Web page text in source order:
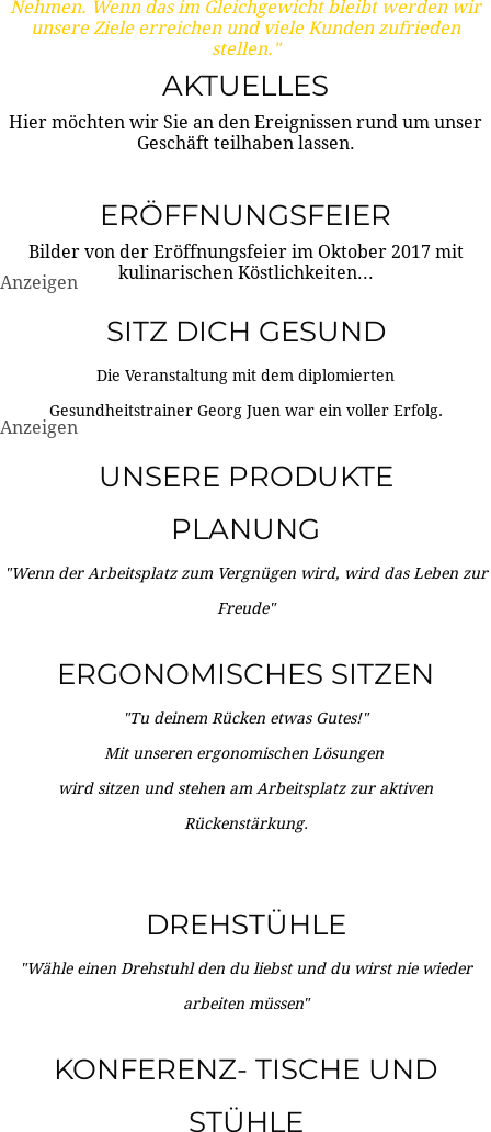
Nehmen. Wenn das im Gleichgewicht bleibt werden wir
unsere Ziele erreichen und viele Kunden zufrieden
stellen."
AKTUELLES
Hier möchten wir Sie an den Ereignissen rund um unser
Geschäft teilhaben lassen.
ERÖFFNUNGSFEIER
Bilder von der Eröffnungsfeier im Oktober 2017 mit
kulinarischen Köstlichkeiten...
Anzeigen
SITZ DICH GESUND
Die Veranstaltung mit dem diplomierten
Gesundheitstrainer Georg Juen war ein voller Erfolg.
Anzeigen
UNSERE PRODUKTE
PLANUNG
"Wenn der Arbeitsplatz zum Vergnügen wird, wird das Leben zur
Freude"
ERGONOMISCHES SITZEN
"Tu deinem Rücken etwas Gutes!"
Mit unseren ergonomischen Lösungen
wird sitzen und stehen am Arbeitsplatz zur aktiven
Rückenstärkung.
DREHSTÜHLE
"Wähle einen Drehstuhl den du liebst und du wirst nie wieder
arbeiten müssen"
KONFERENZ- TISCHE UND
STÜHLE